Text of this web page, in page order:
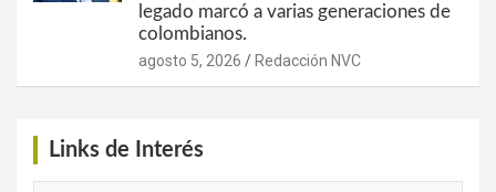
legado marcó a varias generaciones de
colombianos.
agosto 5, 2026 Redacción NVC
Links de Interés